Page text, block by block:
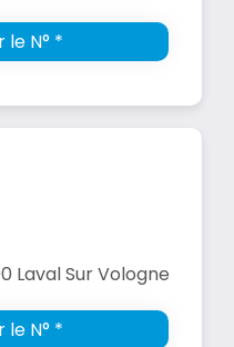
N° *
Laval Sur Vologne
N° *